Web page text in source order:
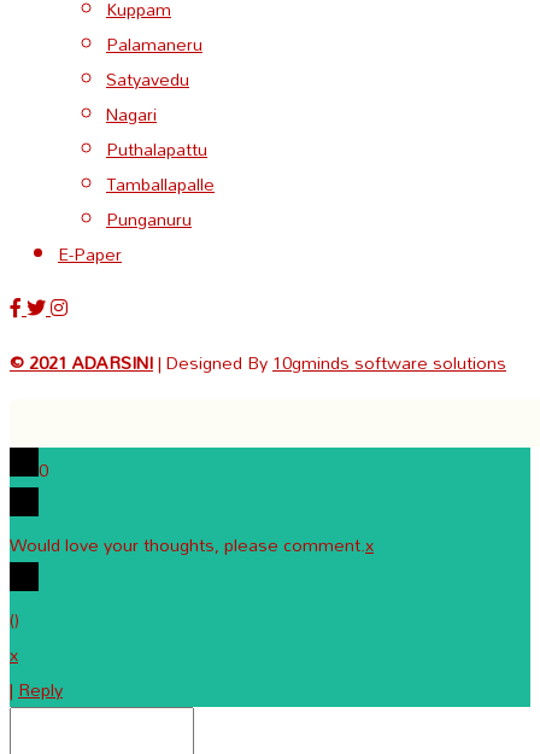
Kuppam
Palamaneru
Satyavedu
Nagari
Puthalapattu
Tamballapalle
Punganuru
E-Paper
© 2021 ADARSINI| Designed By10gminds software solutions
0
Would love your thoughts, please comment.x
()
x
|Reply